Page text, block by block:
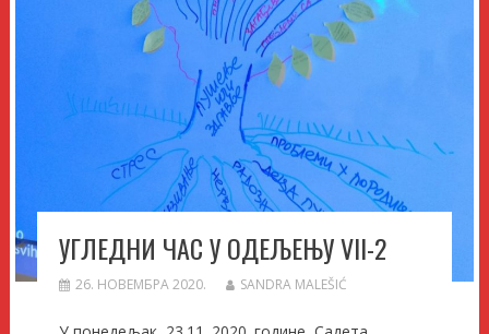
УГЛЕДНИ ЧАС У ОДЕЉЕЊУ VII-2
26. НОВЕМБРА 2020. SANDRA MALEŠIĆ